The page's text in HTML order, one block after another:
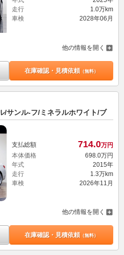
走行
1.0万km
車検
2028年06月
他の情報を開く
在庫確認・見積依頼（無料）
/サンル-フ/ミネラルホワイト/ブ
支払総額 714.0万円
本体価格
698. 0万円
年式
2015年
走行
1.3万km
車検
2026年11月
他の情報を開く
在庫確認・見積依頼（無料）